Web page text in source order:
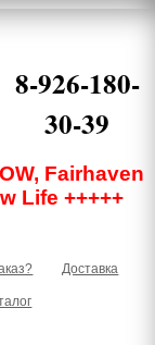
8-926-180-
30-39
Бауманская,
Нижняя
Красносельская
этаж, офис 219В
Fairhaven
Life +++++
Доставка